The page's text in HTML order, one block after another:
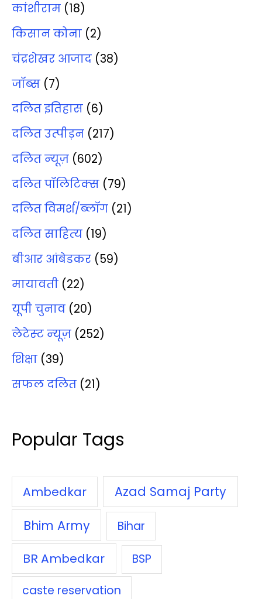
कांशीराम (18)
किसान कोना (2)
चंद्रशेखर आजाद (38)
जॉब्‍स (7)
दलित इतिहास (6)
दलित उत्‍पीड़न (217)
दलित न्‍यूज़ (602)
दलित पॉलिटिक्‍स (79)
दलित विमर्श/ब्‍लॉग (21)
दलित साहित्‍य (19)
बीआर आंबेडकर (59)
मायावती (22)
यूपी चुनाव (20)
लेटेस्‍ट न्‍यूज़ (252)
शिक्षा (39)
सफल दलित (21)
Popular Tags
Ambedkar
Azad Samaj Party
Bhim Army
Bihar
BR Ambedkar
BSP
caste reservation